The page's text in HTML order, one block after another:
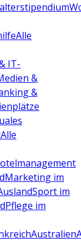
Alle
IT-
&
&
Alle
Marketing im
Sport im
Pflege im
Australien